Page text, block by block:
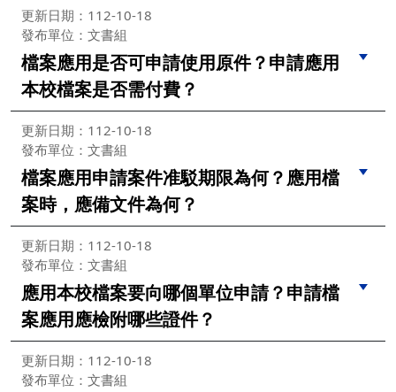
更新日期：112-10-18
發布單位：文書組
檔案應用是否可申請使用原件？申請應用
本校檔案是否需付費？
更新日期：112-10-18
發布單位：文書組
檔案應用申請案件准駁期限為何？應用檔
案時，應備文件為何？
更新日期：112-10-18
發布單位：文書組
應用本校檔案要向哪個單位申請？申請檔
案應用應檢附哪些證件？
更新日期：112-10-18
發布單位：文書組